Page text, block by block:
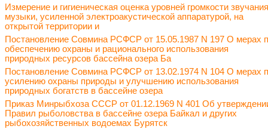
Измерение и гигиеническая оценка уровней громкости звучания
музыки, усиленной электроакустической аппаратурой, на
открытой территории и
Постановление Совмина РСФСР от 15.05.1987 N 197 О мерах
обеспечению охраны и рационального использования
природных ресурсов бассейна озера Ба
Постановление Совмина РСФСР от 13.02.1974 N 104 О мерах
усилению охраны природы и улучшению использования
природных богатств в бассейне озера
Приказ Минрыбхоза СССР от 01.12.1969 N 401 Об
Правил рыболовства в бассейне озера Байкал и других
рыбохозяйственных водоемах Бурятск